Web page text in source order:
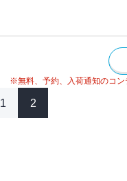
※無料、予約、入荷通知のコン
1 2